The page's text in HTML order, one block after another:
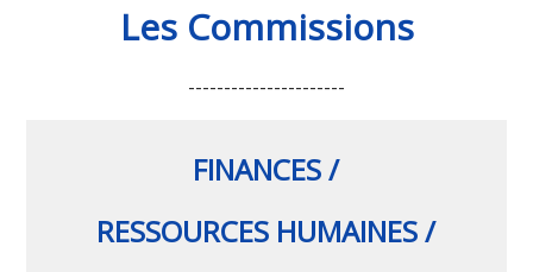
Les Commissions
----------------------
FINANCES /
RESSOURCES HUMAINES /